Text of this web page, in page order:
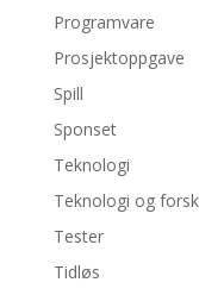
Programvare
Prosjektoppgave
Spill
Sponset
Teknologi
Teknologi og
Tester
Tidløs